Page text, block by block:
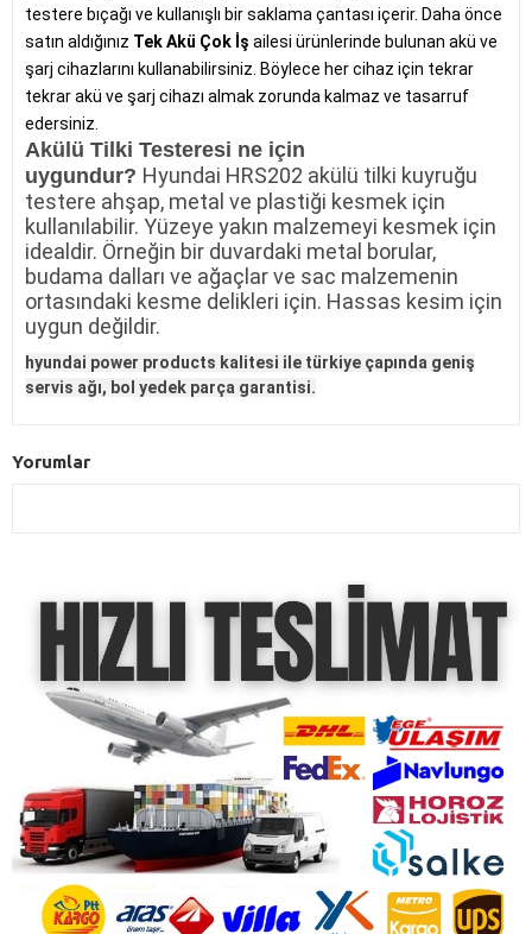
testere bıçağı ve kullanışlı bir saklama çantası içerir. Daha önce
satın aldığınız Tek Akü Çok İş ailesi ürünlerinde bulunan akü ve
şarj cihazlarını kullanabilirsiniz. Böylece her cihaz için tekrar
tekrar akü ve şarj cihazı almak zorunda kalmaz ve tasarruf
edersiniz.
Akülü Tilki Testeresi ne için
uygundur? Hyundai HRS202 akülü tilki kuyruğu
testere ahşap, metal ve plastiği kesmek için
kullanılabilir. Yüzeye yakın malzemeyi kesmek için
idealdir. Örneğin bir duvardaki metal borular,
budama dalları ve ağaçlar ve sac malzemenin
ortasındaki kesme delikleri için. Hassas kesim için
uygun değildir.
hyundai power products kalitesi ile türkiye çapında geniş
servis ağı, bol yedek parça garantisi.
Yorumlar